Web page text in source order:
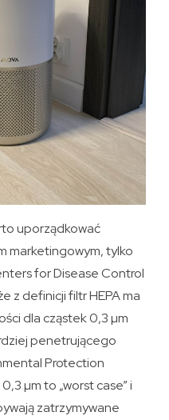
uporządkować
marketingowym, tylko
for Disease Control
z definicji filtr HEPA ma
dla cząstek 0,3 µm
penetrującego
Protection
µm to „worst case” i
zatrzymywane